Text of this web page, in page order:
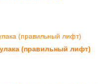
(правильный лифт)